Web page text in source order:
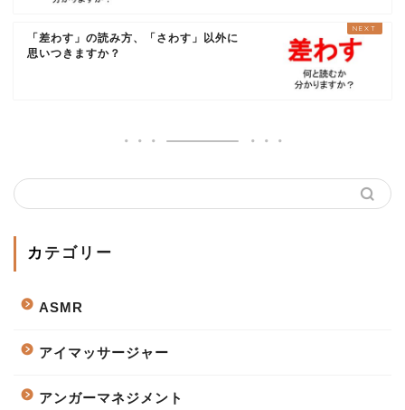
「差わす」の読み方、「さわす」以外に
思いつきますか？
カテゴリー
ASMR
アイマッサージャー
アンガーマネジメント